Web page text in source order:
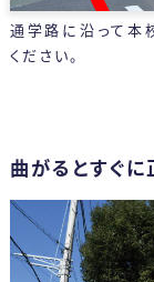
通学路に沿って本
ください。
曲がるとすぐに